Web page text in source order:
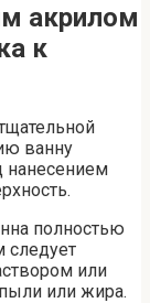
акрилом
к
ванну
полностью
следует
или
или жира.